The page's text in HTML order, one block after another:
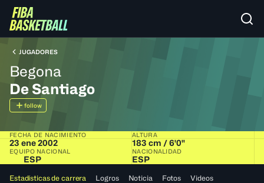
JUGADORES
Begona
De Santiago
follow
FECHA DE NACIMIENTO
23 ene 2002
ALTURA
183 cm / 6'0"
EQUIPO NACIONAL
ESP
NACIONALIDAD
ESP
Estadísticas de carrera Logros Noticia Fotos Videos